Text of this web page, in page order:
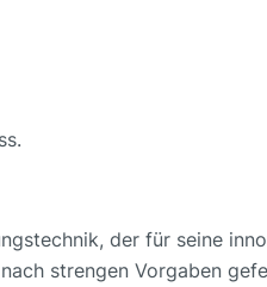
der für seine
strengen Vorgaben